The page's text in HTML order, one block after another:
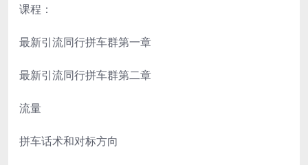
课程：
最新引流同行拼车群第一章
最新引流同行拼车群第二章
流量
拼车话术和对标方向